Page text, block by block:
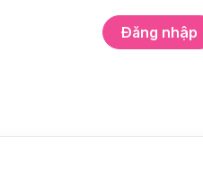
Đăng nhập